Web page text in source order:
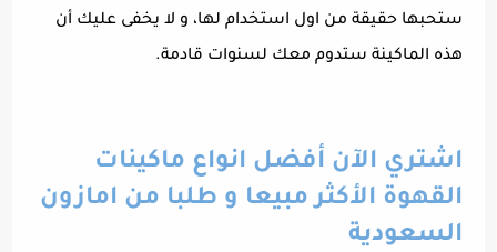
ستحبها حقيقة من اول استخدام لها، و لا يخفى عليك أن
هذه الماكينة ستدوم معك لسنوات قادمة.
اشتري الآن أفضل انواع ماكينات
القهوة الأكثر مبيعا و طلبا من امازون
السعودية